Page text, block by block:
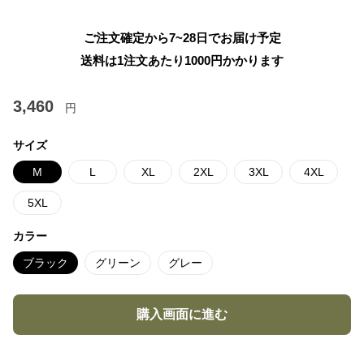
ご注文確定から7~28日でお届け予定
送料は1注文あたり 1000円かかります
3,460 円
サイズ
M L XL 2XL 3XL 4XL
5XL
カラー
ブラック グリーン グレー
購入画面に進む